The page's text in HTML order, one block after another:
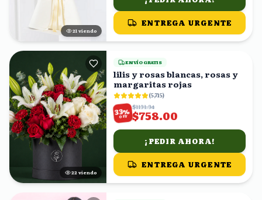
21 viendo
ENTREGA URGENTE
21 viendo
ENVÍO GRATIS
lilis y rosas blancas, rosas y
margaritas rojas
(5,715)
33%
OFF
$1131.34
$758.00
¡PEDIR AHORA!
ENTREGA URGENTE